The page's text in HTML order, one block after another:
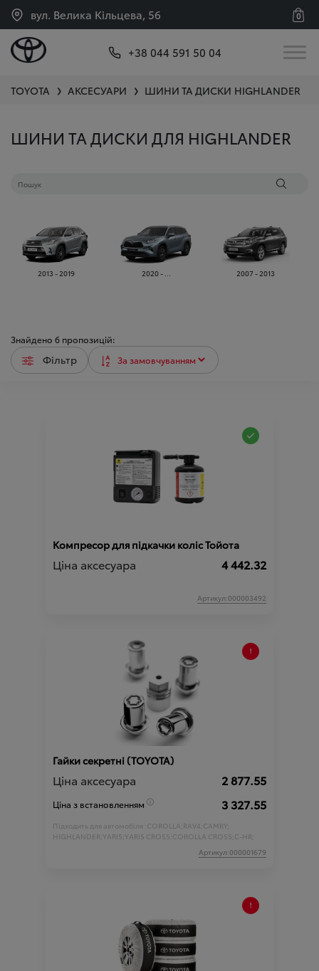
вул. Велика Кільцева, 56 0
+38 044 591 50 04
TOYOTA ❯ АКСЕСУАРИ ❯ ШИНИ ТА ДИСКИ HIGHLANDER
ШИНИ ТА ДИСКИ ДЛЯ HIGHLANDER
2013 - 2019 2020 - ... 2007 - 2013
Знайдено 6 пропозицій:
Фільтр
Компресор для підкачки коліс Тойота
Ціна аксесуара 4 442.32
Артикул:000003492
Гайки секретні (ТOYOTA)
Ціна аксесуара 2 877.55
Ціна з встановленням 3 327.55
Підходить для автомобіля :COROLLA;RAV4;CAMRY;
HIGHLANDER;YARIS;YARIS CROSS;COROLLA CROSS;C-HR;
Артикул:000001679